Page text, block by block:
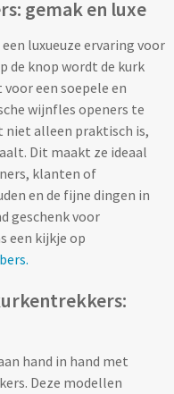
gemak en luxe
luxueuze ervaring voor
de knop wordt de kurk
een soepele en
wijnfles openers te
niet alleen praktisch is,
Dit maakt ze ideaal
klanten of
en de fijne dingen in
geschenk voor
een kijkje op
hand in hand met
Deze modellen